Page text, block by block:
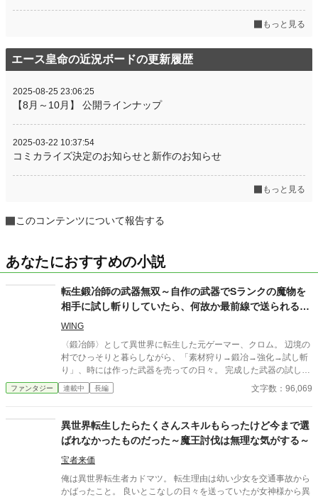
もっと見る
エース皇命の近況ボードの更新履歴
2025-08-25 23:06:25
【8月～10月】 公開ラインナップ
2025-03-22 10:37:54
コミカライズ決定のお知らせと新作のお知らせ
もっと見る
このコンテンツについて報告する
あなたにおすすめの小説
転生鍛冶師の武器無双～自作の武器でSランクの魔物を
相手に試し斬りしていたら、何故か最前線で送られるこ
とになったんだが～
WING
〈鍛冶師〉として異世界に転生した元ゲーマー、クロム。 辺境の
村でひっそりと暮らしながら、「素材狩り→鍛冶→強化→試し斬
り」、時には作った武器を売っての日々。 完成した武器の試し斬
りに向かったある日、王国軍の前でSランクの魔物をサクッと屠
ってしまう。 クロムの強さに目の当たりにした王国軍の団長は、
わり、軍に入らないか？」 希少素材に釣られたクロムは、まんま
と最前線へと送られてしまう。 「なんで〈鍛冶師〉の俺が最前線
なんだ……」 これは、戦えないと言われた〈鍛冶師〉が、自作の
武器を使って無双する物語。 ※『小説家になろう』『カクヨム』
でも連載しております。
ファンタジー 連載中 長編 文字数：96,069
異世界転生したらたくさんスキルもらったけど今まで選
ばれなかったものだった～魔王討伐は無理な気がする～
宝者来価
俺は異世界転生者カドマツ。 転生理由は幼い少女を交通事故から
かばったこと。 良いとこなしの日々を送っていたが女神様から異